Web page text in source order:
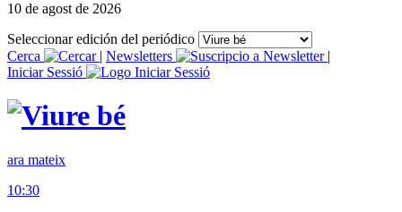
10 de agost de 2026
Seleccionar edición del periódico
Cerca
| Newsletters
|
Iniciar Sessió
ara mateix
10:30